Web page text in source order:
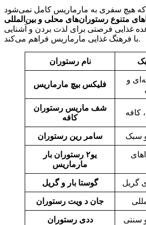
هیچ سفری به مارماریس کامل نمی‌شود
متنوع رستوران‌های محلی و بین‌المللی
غذایی فرصتی برای لذت بردن و آشنایی
با فرهنگ غذایی مارماریس فراهم می‌کند.
نام رستوران
فلیکس بیچ مارماریس
و
شف ماریس رستوران
کافه
کافه
سامر رین رستوران سبک
یو۲ رستوران بار
مارماریس
گوستا بار و گریل گریل
جان د ویت رستوران
ددی رستوران سنتی